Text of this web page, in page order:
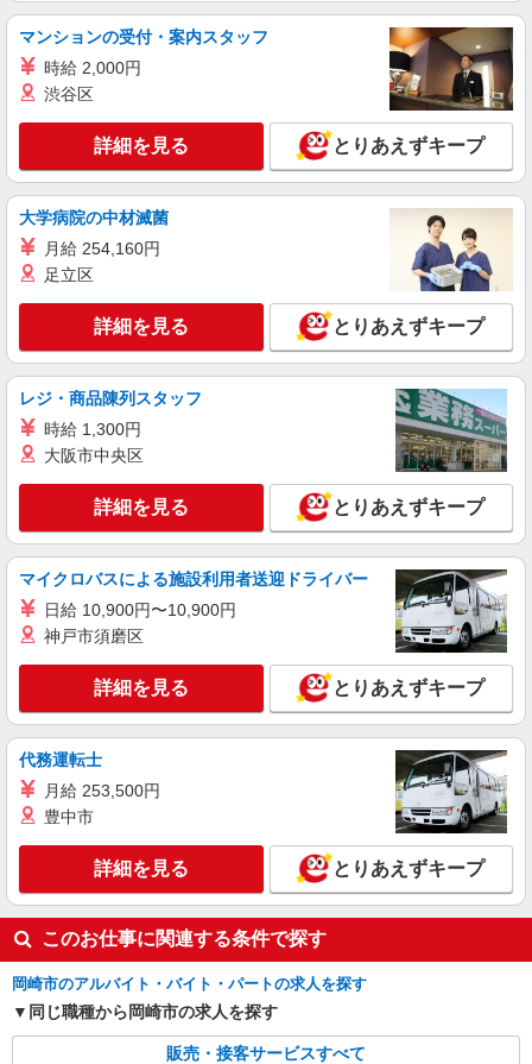
株式会社シエロ
スマホ携帯販売【エーユー】
月給273200円 ※研修期間6か月・時給1550円
※残業代支給 ★交通費別途支給（規定あり） ゜
+゜・。○。・゜+゜・。○。・゜+゜ 入社祝い金10
万円支給(規定有) お友達を紹介頂くと, インセンテ
ィブ支給(規定有) ゜・。○。・゜+゜・。○。・゜
+゜
愛知県岡崎市の家電量販店
キープ 詳細を見る
派遣社員
株式会社シエロ
【docomo】人気機種に詳しくなれる携帯販売
時給1400円〜1500円（経験・能力による） ※
残業代支給 ★交通費別途支給（規定あり） ゜
+゜・。○。・゜+゜・。○。・゜+゜ 入社祝い金10
万円支給(規定有) お友達を紹介頂くと, インセンテ
ィブ支給(規定有) ★月2回払い・週払い可能（規程
有）★ ゜・。○。・゜+゜・。○。・゜+゜
愛知県岡崎市のdocomoショップ
詳細を見る
派遣社員
【au】の携帯販売スタッフ
時給1400〜1600円（経験・能力による） ※残
業代支給 ★交通費別途支給（規定あり） ゜
+゜・。○。・゜+゜・。○。・゜+゜ 入社祝い金10
万円支給(規定有) お友達を紹介頂くと, インセンテ
有）★ ゜・。○。・゜+゜・。○。・゜+゜
愛知県岡崎市の携帯ショップ
詳細を見る
株式会社シエロ
時給1400円〜 ※別途インセンティブ制度あり
○。・゜+゜・。○。・゜+゜ 入社祝い金10万円支
給(規定有) お友達を紹介頂くと, インセンティブ支
給(規定有) ★月2回払い・週払い可能（規程有）★
゜・。○。・゜+゜・。○。・゜+゜
キープ 詳細を見る
マンションの受付・案内スタッフ
時給 2,000円
渋谷区
詳細を見る とりあえずキープ
大学病院の中材滅菌
月給 254,160円
足立区
詳細を見る とりあえずキープ
レジ・商品陳列スタッフ
時給 1,300円
大阪市中央区
詳細を見る とりあえずキープ
マイクロバスによる施設利用者送迎ドライバー
日給 10,900円〜10,900円
神戸市須磨区
詳細を見る とりあえずキープ
代務運転士
月給 253,500円
豊中市
詳細を見る とりあえずキープ
このお仕事に関連する条件で探す
岡崎市のアルバイト・バイト・パートの求人を探す
同じ職種から岡崎市の求人を探す
販売・接客サービスすべて